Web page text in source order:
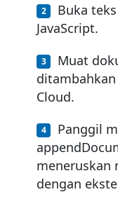
Buka
JavaScript.
Muat
Cloud.
Panggil
meneruskan
dengan